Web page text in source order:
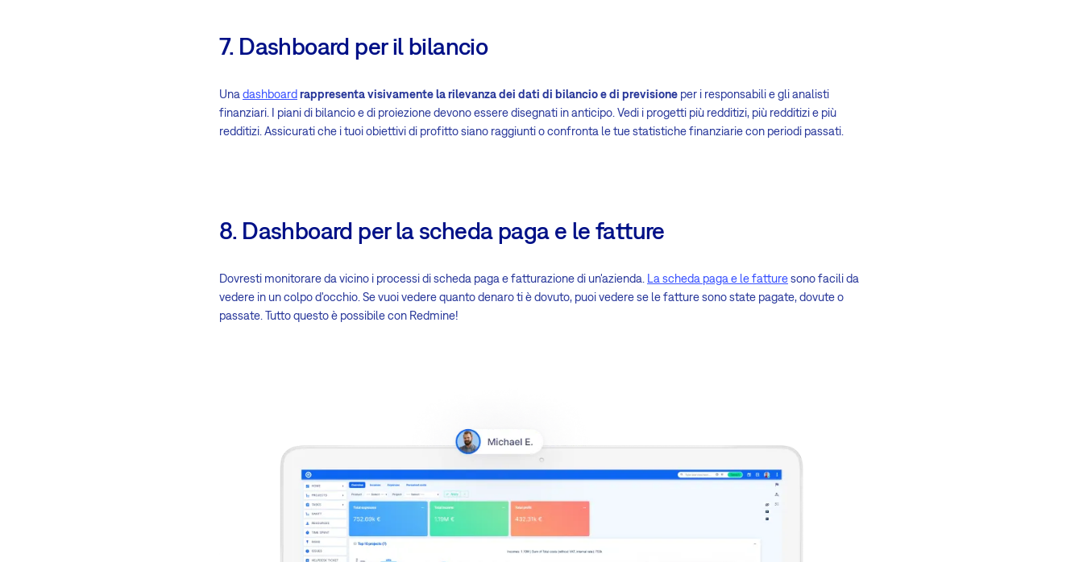
7. Dashboard per il bilancio
Una dashboardrappresenta visivamente la rilevanza dei dati di bilancio e di previsione per i responsabili e gli analisti
finanziari. I piani di bilancio e di proiezione devono essere disegnati in anticipo. Vedi i progetti più redditizi, più redditizi e più
redditizi. Assicurati che i tuoi obiettivi di profitto siano raggiunti o confronta le tue statistiche finanziarie con periodi passati.
8. Dashboard per la scheda paga e le fatture
Dovresti monitorare da vicino i processi di scheda paga e fatturazione di un'azienda. La scheda paga e le fatturesono facili da
vedere in un colpo d'occhio. Se vuoi vedere quanto denaro ti è dovuto, puoi vedere se le fatture sono state pagate, dovute o
passate. Tutto questo è possibile con Redmine!